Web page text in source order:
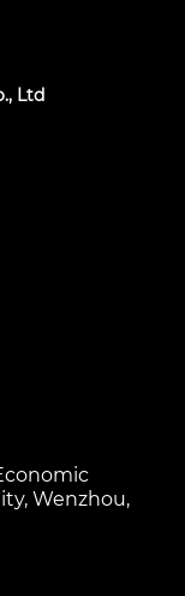
Ltd
Wenzhou,